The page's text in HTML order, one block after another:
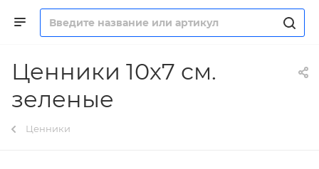
Ценники 10х7 см.
зеленые
Ценники